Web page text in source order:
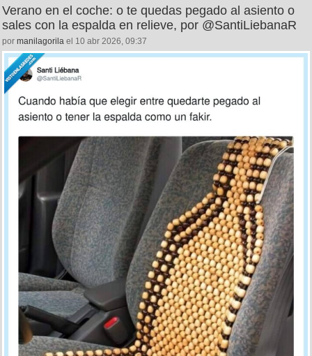
Verano en el coche: o te quedas pegado al asiento o
sales con la espalda en relieve, por @SantiLiebanaR
por manilagorila el 10 abr 2026, 09:37